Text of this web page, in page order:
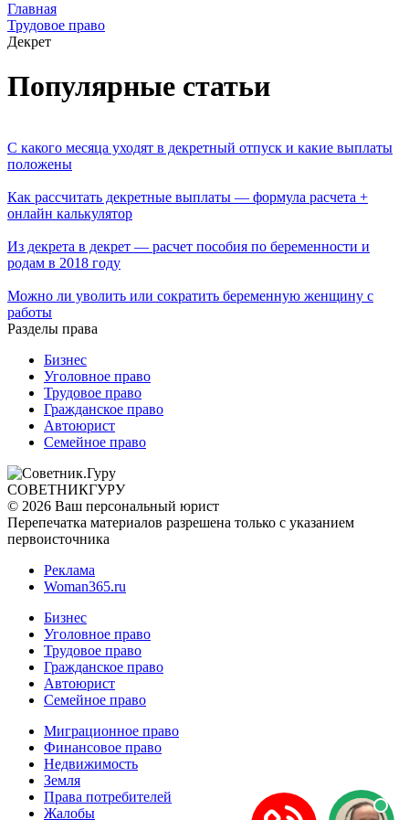
Главная
Трудовое право
Декрет
Популярные статьи
С какого месяца уходят в декретный отпуск и какие выплаты
положены
Как рассчитать декретные выплаты — формула расчета +
онлайн калькулятор
Из декрета в декрет — расчет пособия по беременности и
родам в 2018 году
Можно ли уволить или сократить беременную женщину с
работы
Разделы права
Бизнес
Уголовное право
Трудовое право
Гражданское право
Автоюрист
Семейное право
СОВЕТНИКГУРУ
© 2026 Ваш персональный юрист
Перепечатка материалов разрешена только с указанием
первоисточника
Реклама
Woman365.ru
Бизнес
Уголовное право
Трудовое право
Гражданское право
Автоюрист
Семейное право
Миграционное право
Финансовое право
Недвижимость
Земля
Права потребителей
Жалобы